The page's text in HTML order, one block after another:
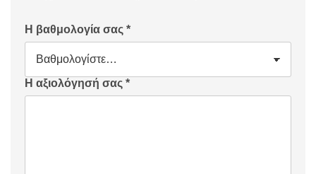
Η βαθμολογία σας *
Η αξιολόγησή σας *